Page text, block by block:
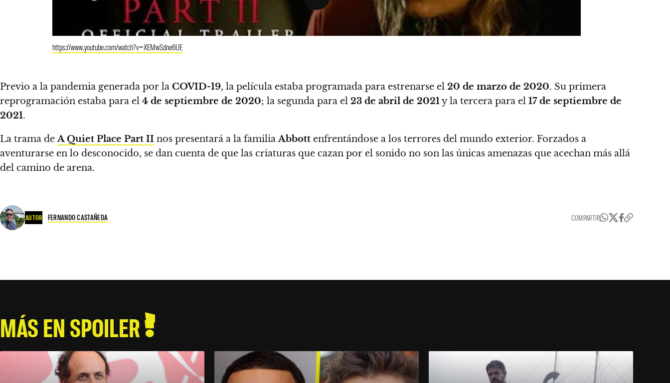
https://www.youtube.com/watch?v=XEMwSdne6UE
Previo a la pandemia generada por la COVID-19, la película estaba programada para estrenarse el 20 de marzo de 2020. Su primera
reprogramación estaba para el 4 de septiembre de 2020; la segunda para el 23 de abril de 2021y la tercera para el 17 de septiembre de
2021.
La trama deA Quiet Place Part II nos presentará a la familiaAbbott enfrentándose a los terrores del mundo exterior. Forzados a
aventurarse en lo desconocido, se dan cuenta de que las criaturas que cazan por el sonido no son las únicas amenazas que acechan más allá
del camino de arena.
AUTOR FERNANDO CASTAÑEDA COMPARTIR
MÁS EN SPOILER